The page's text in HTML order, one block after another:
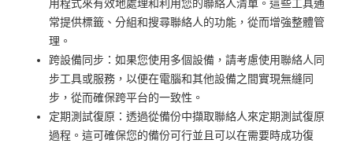
用程式來有效地處理和利用您的聯絡人清單。這些工具通
常提供標籤、分組和搜尋聯絡人的功能，從而增強整體管
理。
跨設備同步：如果您使用多個設備，請考慮使用聯絡人同
步工具或服務，以便在電腦和其他設備之間實現無縫同
步，從而確保跨平台的一致性。
定期測試復原：透過從備份中擷取聯絡人來定期測試復原
過程。這可確保您的備份可行並且可以在需要時成功復